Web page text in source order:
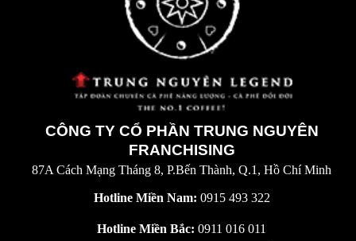
CÔNG TY CỔ PHẦN TRUNG NGUYÊN
FRANCHISING
87A Cách Mạng Tháng 8, P.Bến Thành, Q.1, Hồ Chí Minh
Hotline Miền Nam: 0915 493 322
Hotline Miền Bắc: 0911 016 011